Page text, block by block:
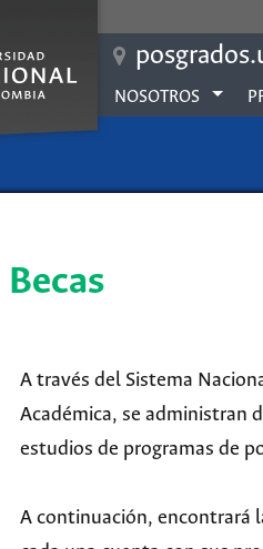
NOSOTROS
Becas
A través del Sistema
Académica, se administran
estudios de programas de
A continuación, encontrará